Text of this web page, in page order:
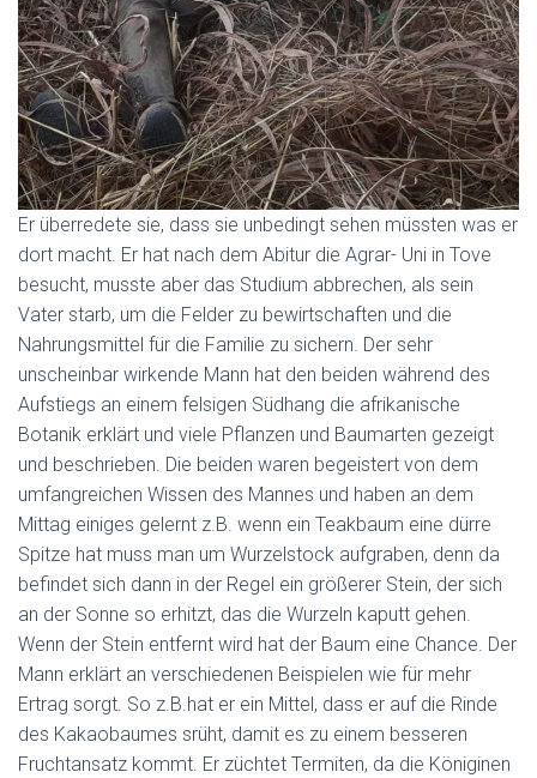
Er überredete sie, dass sie unbedingt sehen müssten was er
dort macht. Er hat nach dem Abitur die Agrar- Uni in Tove
besucht, musste aber das Studium abbrechen, als sein
Vater starb, um die Felder zu bewirtschaften und die
Nahrungsmittel für die Familie zu sichern. Der sehr
unscheinbar wirkende Mann hat den beiden während des
Aufstiegs an einem felsigen Südhang die afrikanische
Botanik erklärt und viele Pflanzen und Baumarten gezeigt
und beschrieben. Die beiden waren begeistert von dem
umfangreichen Wissen des Mannes und haben an dem
Mittag einiges gelernt z.B. wenn ein Teakbaum eine dürre
Spitze hat muss man um Wurzelstock aufgraben, denn da
befindet sich dann in der Regel ein größerer Stein, der sich
an der Sonne so erhitzt, das die Wurzeln kaputt gehen.
Wenn der Stein entfernt wird hat der Baum eine Chance. Der
Mann erklärt an verschiedenen Beispielen wie für mehr
Ertrag sorgt. So z.B.hat er ein Mittel, dass er auf die Rinde
des Kakaobaumes srüht, damit es zu einem besseren
Fruchtansatz kommt. Er züchtet Termiten, da die Königinen